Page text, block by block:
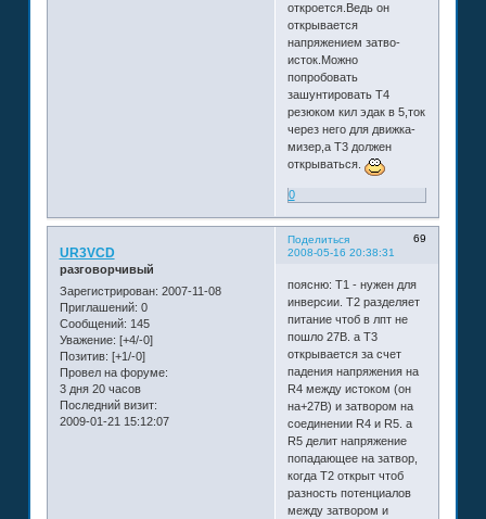
откроется.Ведь он
открывается
напряжением затво-
исток.Можно
попробовать
зашунтировать Т4
резюком кил эдак в 5,ток
через него для движка-
мизер,а Т3 должен
открываться.
0
Поделиться
69
2008-05-16 20:38:31
UR3VCD
разговорчивый
Зарегистрирован: 2007-11-08
Приглашений: 0
Сообщений: 145
Уважение: [+4/-0]
Позитив: [+1/-0]
Провел на форуме:
3 дня 20 часов
Последний визит:
2009-01-21 15:12:07
поясню: Т1 - нужен для
инверсии. Т2 разделяет
питание чтоб в лпт не
пошло 27В. а Т3
открывается за счет
падения напряжения на
R4 между истоком (он
на+27В) и затвором на
соединении R4 и R5. а
R5 делит напряжение
попадающее на затвор,
когда Т2 открыт чтоб
разность потенциалов
между затвором и